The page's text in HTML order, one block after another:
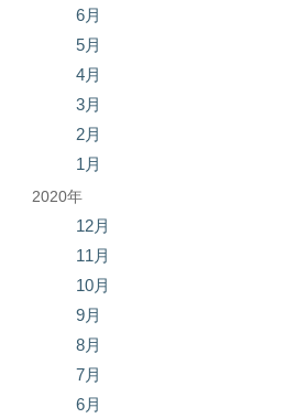
6月
5月
4月
3月
2月
1月
2020年
12月
11月
10月
9月
8月
7月
6月